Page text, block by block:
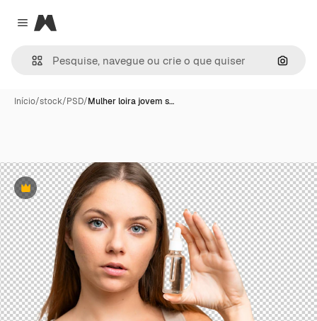
Close menu
Magnific
Início/stock/PSD/Mulher loira jovem s…
Premium